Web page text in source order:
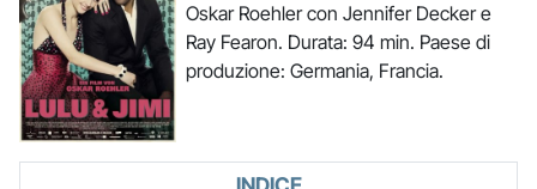
Oskar Roehler con Jennifer Decker e
Ray Fearon. Durata: 94 min. Paese di
produzione: Germania, Francia.